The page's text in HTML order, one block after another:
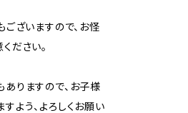
ございますので、お怪
ださい。
りますので、お子様
よう、よろしくお願い